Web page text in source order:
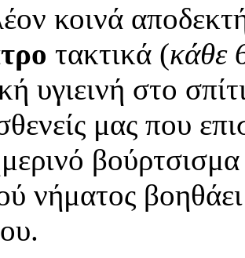
κοινά
τακτικά (κάθε
υγιεινή στο
μας που
νήματος